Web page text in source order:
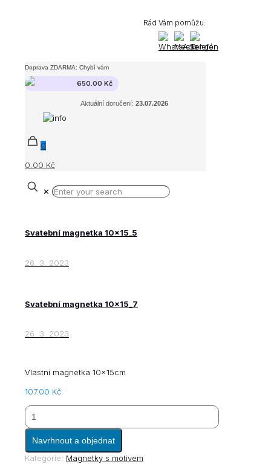
Rád Vám pomůžu:
Doprava ZDARMA: Chybí vám
650.00 Kč
Aktuální doručení: 23.07.2026
0
0.00 Kč
✕
Svatební magnetka 10x15_5
26. 3. 2023
Svatební magnetka 10x15_7
26. 3. 2023
Vlastní magnetka 10x15cm
107.00 Kč
Svatební
magnetka
10x15_6
Navrhnout a objednat
Kategorie: Magnetky s motivem